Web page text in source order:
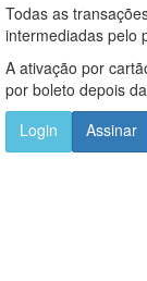
Todas as
intermediadas pelo
A ativação por
por boleto depois
Login
Assinar